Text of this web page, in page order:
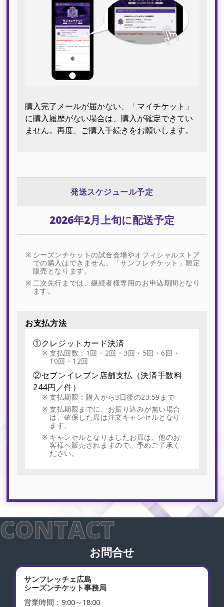
購入完了メールが届かない、「マイチケット」
に購入履歴がない場合は、購入が確定できてい
ません。再度、ご購入手続きをお願いします。
発送スケジュール予定
2026年2月上旬に配送予定
シーズンチケットの試合会場やオフィシャルストア
での購入はできません。「サンフレチケット」限定
販売となります。
二次先行までは、継続者様専用のお申込期間となり
ます。
お支払方法
①クレジットカード決済
支払回数：1回・2回・3回・5回・6回・
10回・12回
②セブンイレブン店舗支払（決済手数料
244円／件）
支払期限：購入から3日後の23:59まで
支払期限までに、お振り込みが無い場合
は、確保した席は注文キャンセルとなり
ます。
キャンセルとなりましたお席は、他のお
客様へ販売されますので、予めご了承く
ださい。
CONTACT
お問合せ
サンフレッチェ広島
シーズンチケット事務局
営業時間：9:00～18:00